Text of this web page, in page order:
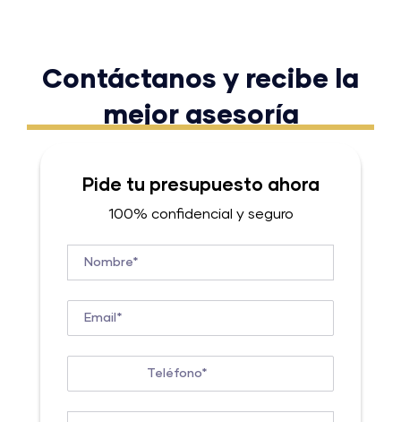
Contáctanos y recibe la
mejor asesoría
Pide tu presupuesto ahora
100% confidencial y seguro
Nombre*
Email*
Teléfono*